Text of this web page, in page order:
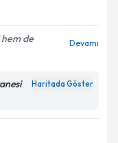
Aydınlatma
belirtilen
de
Devamı
Haritada Göster